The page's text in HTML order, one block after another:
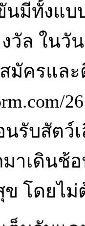
มีทั้งแบ
วัล ในวั
มัครแล
นรับสัต
าเดินช้
โดยไม่